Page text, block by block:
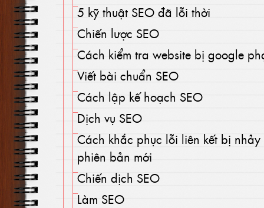
5 kỹ thuật SEO đã lỗi thời
Chiến lược SEO
Cách kiểm tra website bị google
Viết bài chuẩn SEO
Cách lập kế hoạch SEO
Dịch vụ SEO
Cách khắc phục lỗi liên kết bị
phiên bản mới
Chiến dịch SEO
Làm SEO